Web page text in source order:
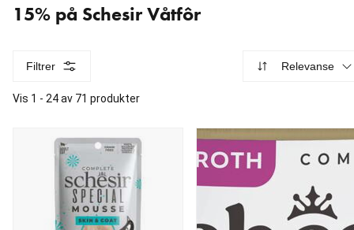
Andre dyr
Merker
15% på Schesir Våtfôr
Filtrer Relevanse
Vis 1 - 24 av 71 produkter